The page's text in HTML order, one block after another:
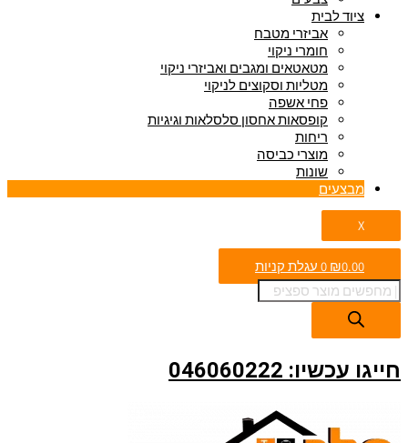
ציוד לבית
אביזרי מטבח
חומרי ניקוי
מטאטאים ומגבים ואביזרי ניקוי
מטליות וסקוצים לניקוי
פחי אשפה
קופסאות אחסון סלסלאות וגיגיות
ריחות
מוצרי כביסה
שונות
מבצעים
X
₪0.00
0 עגלת קניות
חייגו עכשיו: 046060222